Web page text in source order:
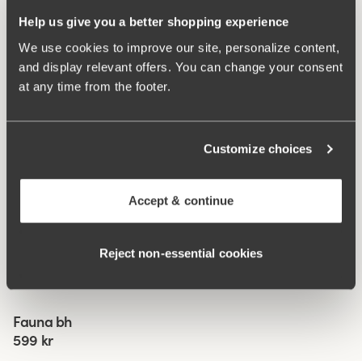
Help us give you a better shopping experience
We use cookies to improve our site, personalize content,
and display relevant offers. You can change your consent
at any time from the footer.
Customize choices
Accept & continue
Reject non‑essential cookies
Material av återvunnen textilfiber.
Minimalistisk slät look.
Mjukt och stabilt material som håller sig på plats.
Diskreta flatlocksömmar i midja och benöppning.
Bomullsfodrad gren
80% polyamid, 20% elastan
843206
Viewing image 1 of 6 Viewing image 1 of 3
Sweet Senses bh
Fauna bh
599 kr